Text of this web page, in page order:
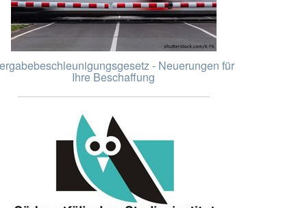
- Neuerungen für
Ihre Beschaffung